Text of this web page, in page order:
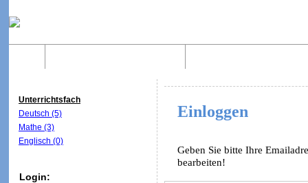
Unterrichtsfach
Deutsch (5)
Mathe (3)
Englisch (0)
Login:
Einloggen
Geben Sie bitte Ihre
bearbeiten!